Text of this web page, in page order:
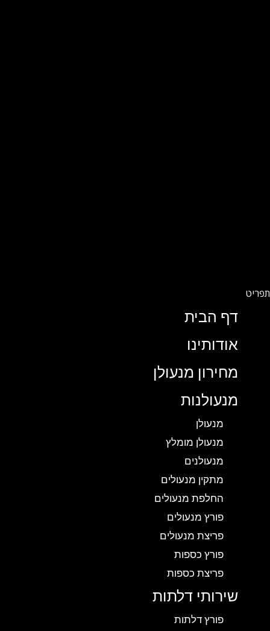
דף הבית
אודותינו
מחירון מנעולן
מנעולנות
מנעולן
מנעולן מומלץ
מנעולנים
מתקין מנעולים
החלפת מנעולים
פורץ מנעולים
פריצת מנעולים
פורץ כספות
פריצת כספות
שירותי דלתות
פורץ דלתות